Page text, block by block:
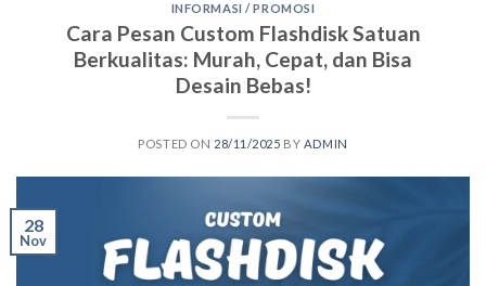
INFORMASI / PROMOSI
Cara Pesan Custom Flashdisk Satuan
Berkualitas: Murah, Cepat, dan Bisa
Desain Bebas!
POSTED ON 28/11/2025 BY ADMIN
28
Nov